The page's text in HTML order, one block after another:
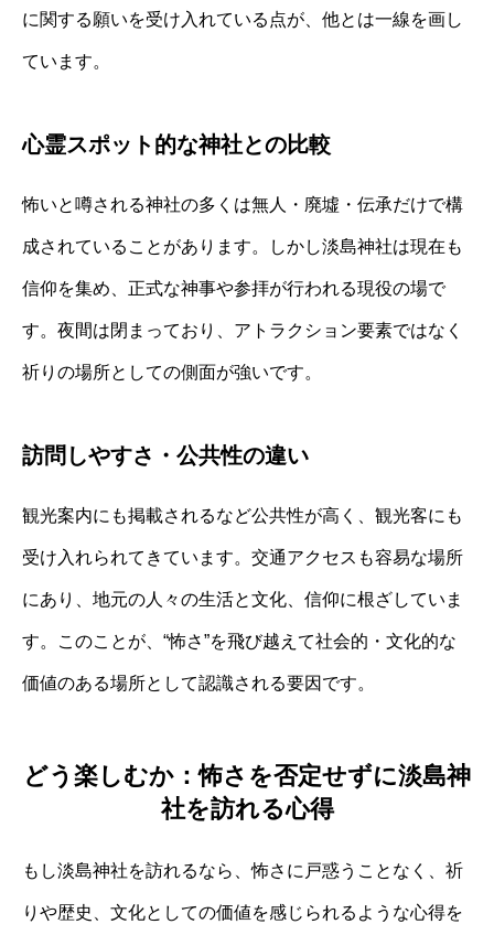
に関する願いを受け入れている点が、他とは一線を画し
ています。
心霊スポット的な神社との比較
怖いと噂される神社の多くは無人・廃墟・伝承だけで構
成されていることがあります。しかし淡島神社は現在も
信仰を集め、正式な神事や参拝が行われる現役の場で
す。夜間は閉まっており、アトラクション要素ではなく
祈りの場所としての側面が強いです。
訪問しやすさ・公共性の違い
観光案内にも掲載されるなど公共性が高く、観光客にも
受け入れられてきています。交通アクセスも容易な場所
にあり、地元の人々の生活と文化、信仰に根ざしていま
す。このことが、“怖さ”を飛び越えて社会的・文化的な
価値のある場所として認識される要因です。
どう楽しむか：怖さを否定せずに淡島神
社を訪れる心得
もし淡島神社を訪れるなら、怖さに戸惑うことなく、祈
りや歴史、文化としての価値を感じられるような心得を